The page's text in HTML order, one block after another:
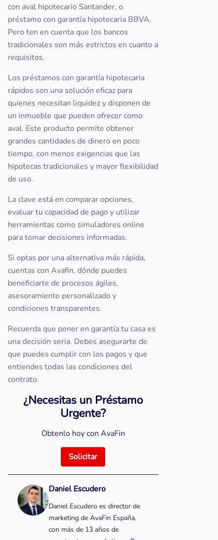
con aval hipotecario Santander, o
préstamo con garantía hipotecaria BBVA.
Pero ten en cuenta que los bancos
tradicionales son más estrictos en cuanto a
requisitos.
Los préstamos con garantía hipotecaria
rápidos son una solución eficaz para
quienes necesitan liquidez y disponen de
un inmueble que pueden ofrecer como
aval. Este producto permite obtener
grandes cantidades de dinero en poco
tiempo, con menos exigencias que las
hipotecas tradicionales y mayor flexibilidad
de uso.
La clave está en comparar opciones,
evaluar tu capacidad de pago y utilizar
herramientas como simuladores online
para tomar decisiones informadas.
Si optas por una alternativa más rápida,
cuentas con Avafin, dónde puedes
beneficiarte de procesos ágiles,
asesoramiento personalizado y
condiciones transparentes.
Recuerda que poner en garantía tu casa es
una decisión seria. Debes asegurarte de
que puedes cumplir con los pagos y que
entiendes todas las condiciones del
contrato.
¿Necesitas un Préstamo
Urgente?
Obtenlo hoy con AvaFin
Solicitar
Daniel Escudero
Daniel Escudero es director de
marketing de AvaFin España,
con más de 13 años de